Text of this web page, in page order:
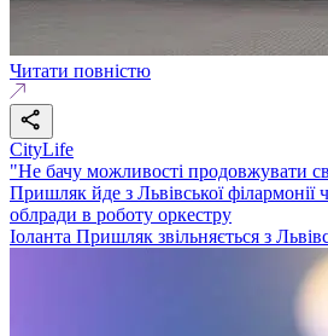
Читати повністю
CityLife
"Не бачу можливості продовжувати
Пришляк йде з Львівської філармонії
облради в роботу оркестру
Іоланта Пришляк звільняється з